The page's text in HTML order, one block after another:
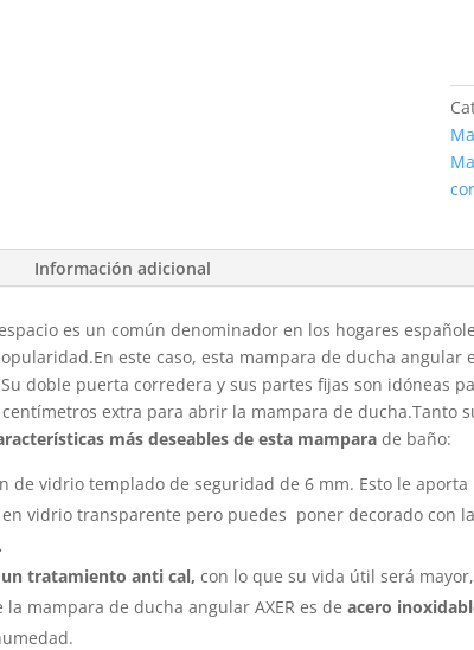
Información adicional
es un común denominador en los hogares
este caso, esta mampara de ducha angular
doble puerta corredera y sus partes fijas son idóneas
extra para abrir la mampara de ducha.Tanto
más deseables de esta mamparade baño:
de vidrio templado de seguridad de 6 mm. Esto le
en vidrio transparente pero puedes poner decorado con
un tratamiento anti cal,con lo que su vida útil será
la mampara de ducha angular AXER es deacero